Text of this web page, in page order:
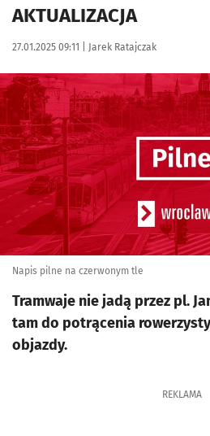
AKTUALIZACJA
Data publikacji:
27.01.2025 09:11 | Autor:
Jarek Ratajczak
Kliknij, aby powiększyć
Napis pilne na czerwonym tle
Tramwaje nie jadą przez pl.
tam do potrącenia
objazdy.
REKLAMA